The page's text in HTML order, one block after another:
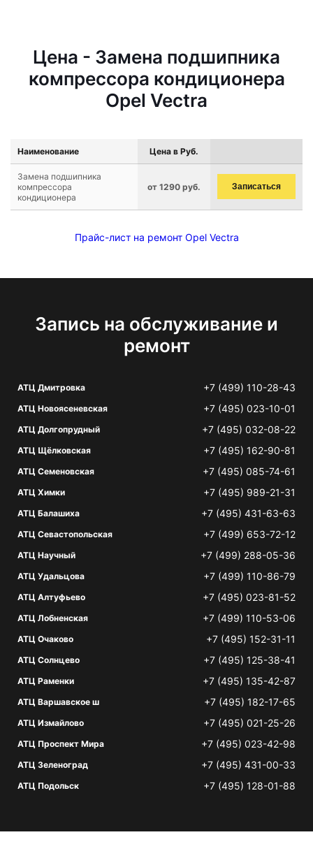
Цена - Замена подшипника
компрессора кондиционера
Opel Vectra
Наименование Цена в Руб.
Замена подшипника
компрессора
кондиционера
от 1290 руб. Записаться
Прайс-лист на ремонт Opel Vectra
Запись на обслуживание и
ремонт
АТЦ Дмитровка +7 (499) 110-28-43
АТЦ Новоясеневская +7 (495) 023-10-01
АТЦ Долгопрудный +7 (495) 032-08-22
АТЦ Щёлковская +7 (495) 162-90-81
АТЦ Семеновская +7 (495) 085-74-61
АТЦ Химки +7 (495) 989-21-31
АТЦ Балашиха +7 (495) 431-63-63
АТЦ Севастопольская +7 (499) 653-72-12
АТЦ Научный +7 (499) 288-05-36
АТЦ Удальцова +7 (499) 110-86-79
АТЦ Алтуфьево +7 (495) 023-81-52
АТЦ Лобненская +7 (499) 110-53-06
АТЦ Очаково +7 (495) 152-31-11
АТЦ Солнцево +7 (495) 125-38-41
АТЦ Раменки +7 (495) 135-42-87
АТЦ Варшавское ш +7 (495) 182-17-65
АТЦ Измайлово +7 (495) 021-25-26
АТЦ Проспект Мира +7 (495) 023-42-98
АТЦ Зеленоград +7 (495) 431-00-33
АТЦ Подольск +7 (495) 128-01-88